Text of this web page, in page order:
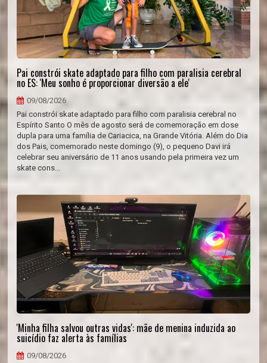
Pai constrói skate adaptado para filho com paralisia cerebral
no ES: 'Meu sonho é proporcionar diversão a ele'
09/08/2026
Pai constrói skate adaptado para filho com paralisia cerebral no
Espírito Santo O mês de agosto será de comemoração em dose
dupla para uma família de Cariacica, na Grande Vitória. Além do Dia
dos Pais, comemorado neste domingo (9), o pequeno Davi irá
celebrar seu aniversário de 11 anos usando pela primeira vez um
skate cons...
'Minha filha salvou outras vidas': mãe de menina induzida ao
suicídio faz alerta às famílias
09/08/2026